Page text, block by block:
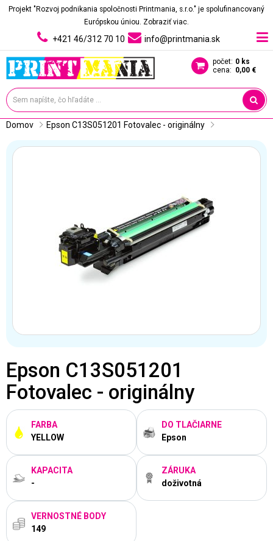
Projekt "Rozvoj podnikania spoločnosti Printmania, s.r.o." je spolufinancovaný
Európskou úniou. Zobraziť viac.
+421 46/312 70 10 info@printmania.sk
počet: 0 ks
cena: 0,00 €
Domov Epson C13S051201 Fotovalec - originálny
Epson C13S051201
Fotovalec - originálny
FARBA
YELLOW
DO TLAČIARNE
Epson
KAPACITA
-
ZÁRUKA
doživotná
VERNOSTNÉ BODY
149